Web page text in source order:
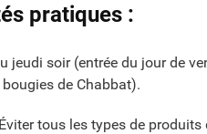
pratiques :
jeudi soir (entrée du jour de
de Chabbat).
Éviter tous les types de